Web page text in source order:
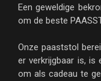
Een geweldige
om de beste
Onze paaststol
er verkrijgbaar is, is
om als cadeau te